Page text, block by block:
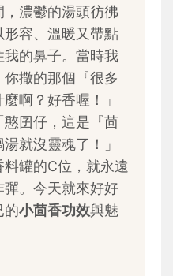
濃鬱的湯頭彷彿
容、溫暖又帶點
的鼻子。當時我
撒的那個『很多
啊？好香喔！」
憨囝仔，這是『茴
就沒靈魂了！」
罐的C位，就永遠
。今天就來好好
的小茴香功效與魅